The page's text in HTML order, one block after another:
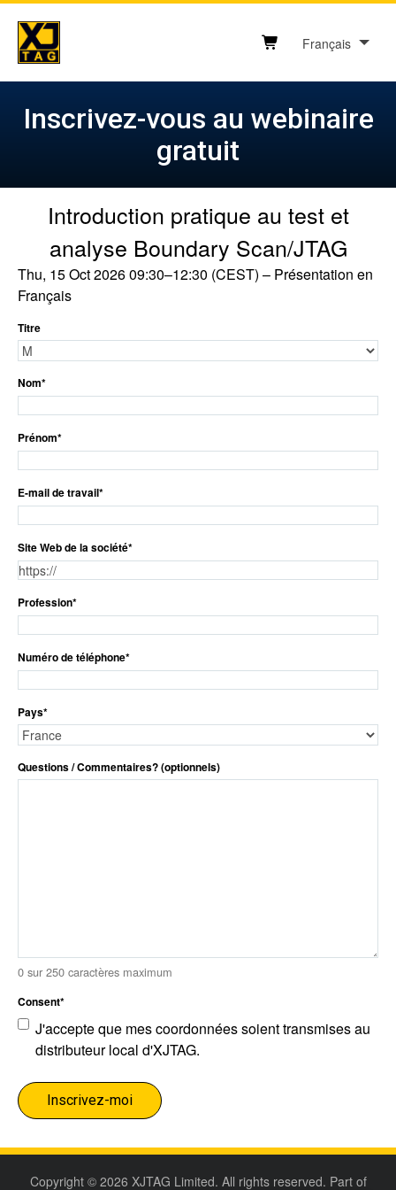
Skip
content
Français
Inscrivez-vous au webinaire
gratuit
Introduction pratique au test et
analyse Boundary Scan/JTAG
Thu, 15 Oct 2026 09:30–12:30 (CEST) – Présentation en
Français
Titre
Nom*
Prénom*
E-mail de travail*
Site Web de la société*
Profession*
Numéro de téléphone*
Pays*
Questions / Commentaires? (optionnels)
0 sur 250 caractères maximum
Consent*
J'accepte que mes coordonnées soient transmises au
distributeur local d'XJTAG.
Copyright © 2026 XJTAG Limited. All rights reserved. Part of